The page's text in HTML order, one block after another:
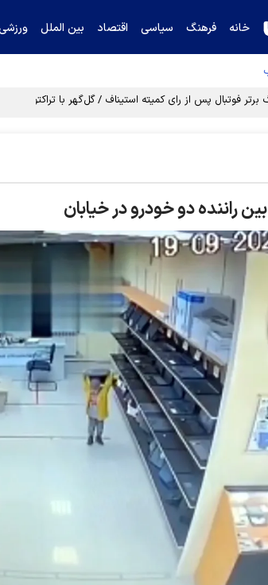
خانه فرهنگ سیاسی اقتصاد بین الملل
فوتبال پس از رای کمیته استیناف / گل‌گهر با تراکتور و
راننده دو خودرو در خیابان